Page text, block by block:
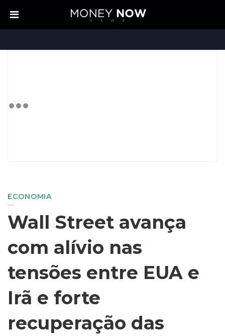
ECONOMIA
Wall Street avança
com alívio nas
tensões entre EUA e
Irã e forte
recuperação das